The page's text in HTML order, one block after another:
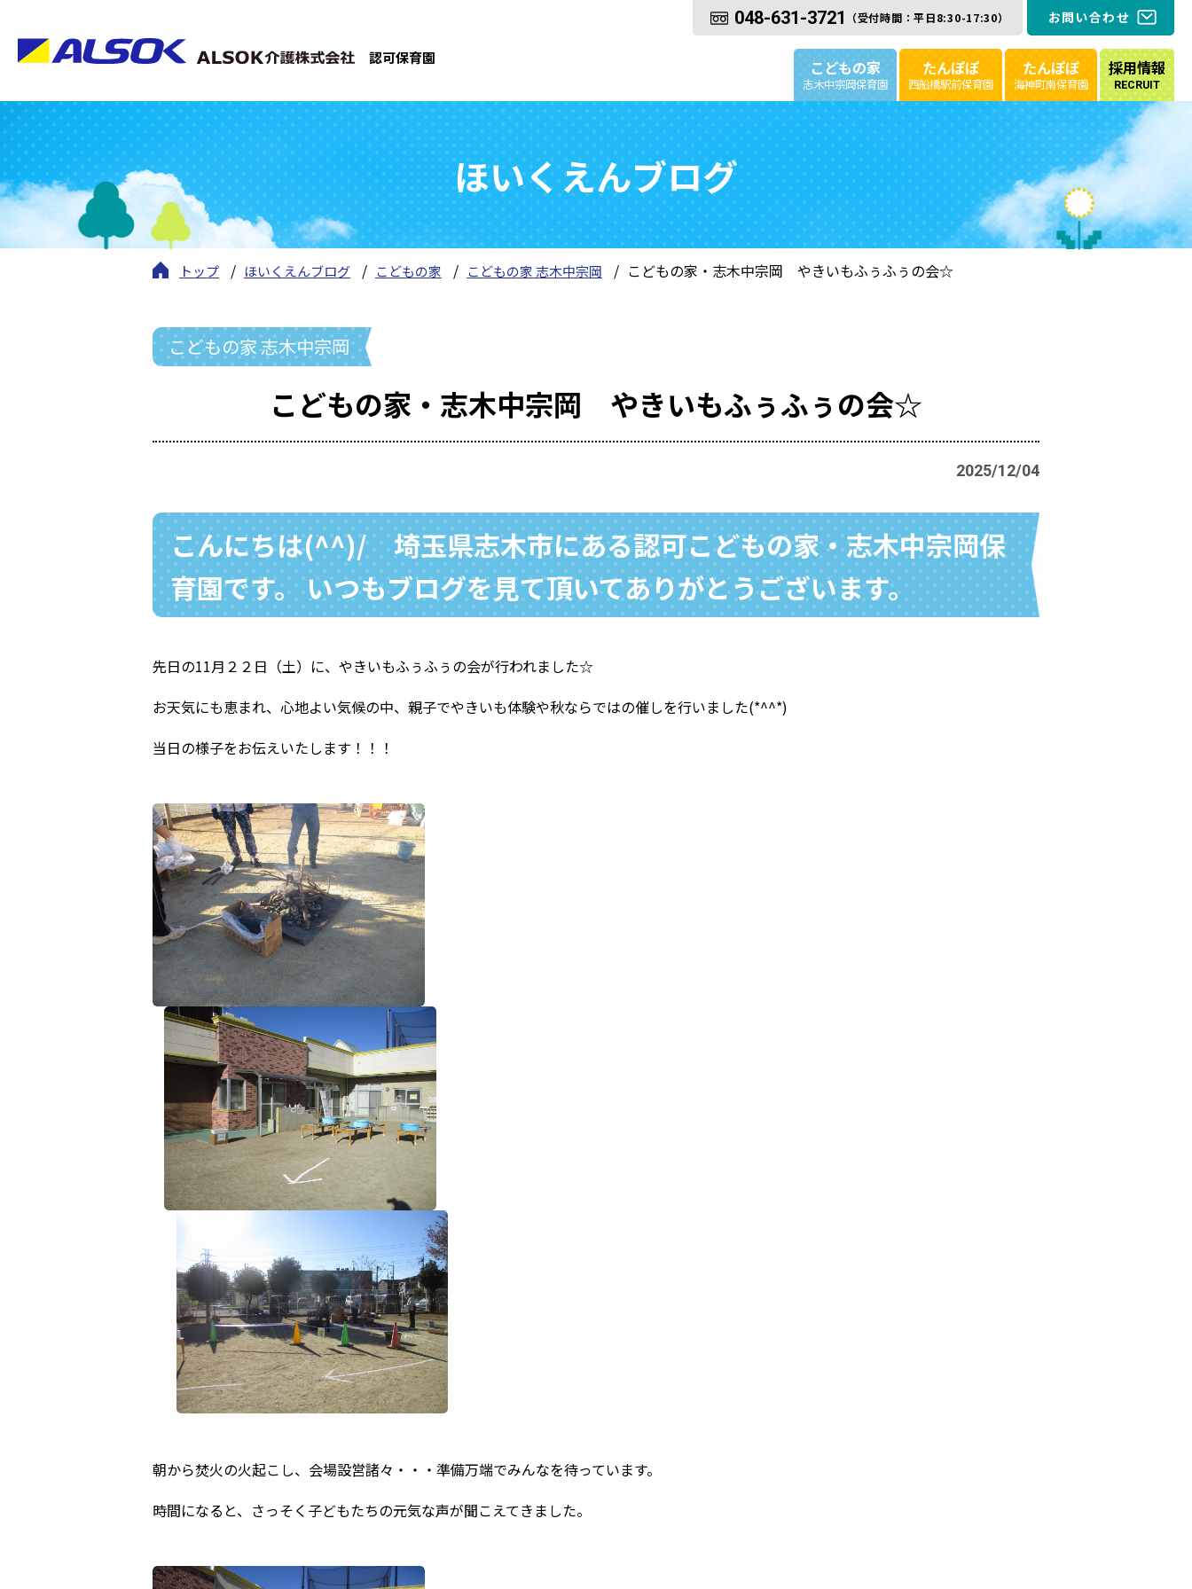
認可保育園
048-631-3721 （受付時間：平日8:30-17:30） お問い合わせ
こどもの家
志木中宗岡保育園
たんぽぽ
西船橋駅前保育園
たんぽぽ
海神町南保育園
採用情報
RECRUIT
ほいくえんブログ
トップ ほいくえんブログ こどもの家 こどもの家 志木中宗岡 こどもの家・志木中宗岡 やきいもふぅふぅの会☆
こどもの家 志木中宗岡
こどもの家・志木中宗岡 やきいもふぅふぅの会☆
2025/12/04
こんにちは(^^)/ 埼玉県志木市にある認可こどもの家・志木中宗岡保
育園です。 いつもブログを見て頂いてありがとうございます。
先日の11月２２日（土）に、やきいもふぅふぅの会が行われました☆
お天気にも恵まれ、心地よい気候の中、親子でやきいも体験や秋ならではの催しを行いました(*^^*)
当日の様子をお伝えいたします！！！
朝から焚火の火起こし、会場設営諸々・・・準備万端でみんなを待っています。
時間になると、さっそく子どもたちの元気な声が聞こえてきました。